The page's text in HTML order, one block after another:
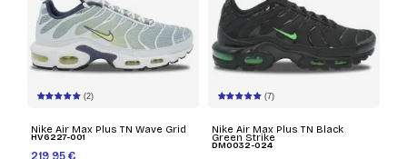
(2)
Nike Air Max Plus TN Wave Grid
HV6227-001
(7)
Nike Air Max Plus TN Black
Green Strike
DM0032-024